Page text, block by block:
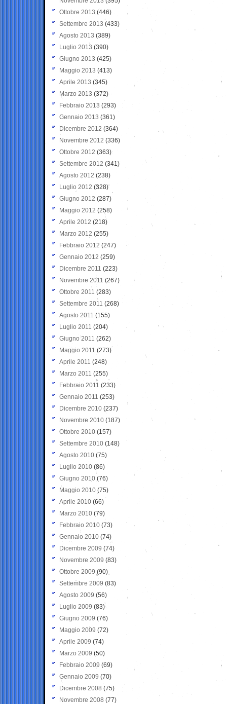
Ottobre 2013 (446)
Settembre 2013 (433)
Agosto 2013 (389)
Luglio 2013 (390)
Giugno 2013 (425)
Maggio 2013 (413)
Aprile 2013 (345)
Marzo 2013 (372)
Febbraio 2013 (293)
Gennaio 2013 (361)
Dicembre 2012 (364)
Novembre 2012 (336)
Ottobre 2012 (363)
Settembre 2012 (341)
Agosto 2012 (238)
Luglio 2012 (328)
Giugno 2012 (287)
Maggio 2012 (258)
Aprile 2012 (218)
Marzo 2012 (255)
Febbraio 2012 (247)
Gennaio 2012 (259)
Dicembre 2011 (223)
Novembre 2011 (267)
Ottobre 2011 (283)
Settembre 2011 (268)
Agosto 2011 (155)
Luglio 2011 (204)
Giugno 2011 (262)
Maggio 2011 (273)
Aprile 2011 (248)
Marzo 2011 (255)
Febbraio 2011 (233)
Gennaio 2011 (253)
Dicembre 2010 (237)
Novembre 2010 (187)
Ottobre 2010 (157)
Settembre 2010 (148)
Agosto 2010 (75)
Luglio 2010 (86)
Giugno 2010 (76)
Maggio 2010 (75)
Aprile 2010 (66)
Marzo 2010 (79)
Febbraio 2010 (73)
Gennaio 2010 (74)
Dicembre 2009 (74)
Novembre 2009 (83)
Ottobre 2009 (90)
Settembre 2009 (83)
Agosto 2009 (56)
Luglio 2009 (83)
Giugno 2009 (76)
Maggio 2009 (72)
Aprile 2009 (74)
Marzo 2009 (50)
Febbraio 2009 (69)
Gennaio 2009 (70)
Dicembre 2008 (75)
Novembre 2008 (77)